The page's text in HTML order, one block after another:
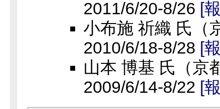
2011/6/20-8/26 [
小布施 祈織 氏（
2010/6/18-8/28 [
山本 博基 氏（京
2009/6/14-8/22 [